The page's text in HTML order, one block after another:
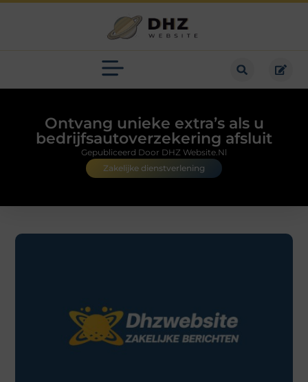
Ontvang unieke extra’s als u
bedrijfsautoverzekering afsluit
Zakelijke dienstverlening
Gepubliceerd Door DHZ Website.nl